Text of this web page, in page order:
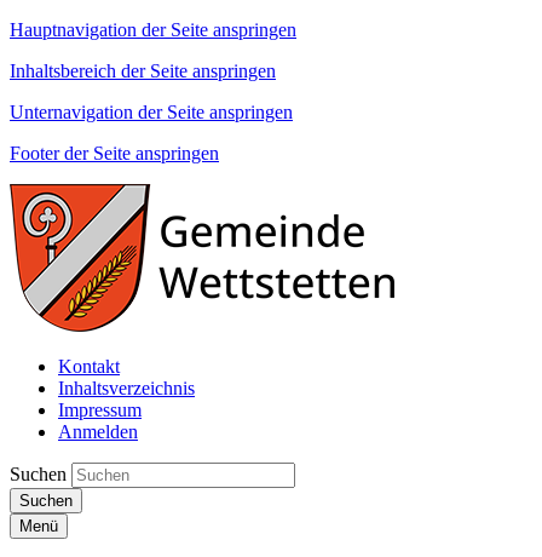
Hauptnavigation der Seite anspringen
Inhaltsbereich der Seite anspringen
Unternavigation der Seite anspringen
Footer der Seite anspringen
Kontakt
Inhaltsverzeichnis
Impressum
Anmelden
Suchen
Suchen
Menü